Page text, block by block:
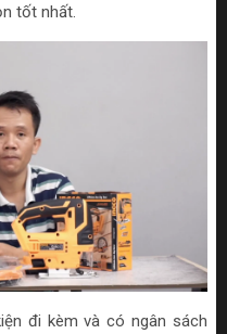
tốt nhất.
đi kèm và có ngân sách